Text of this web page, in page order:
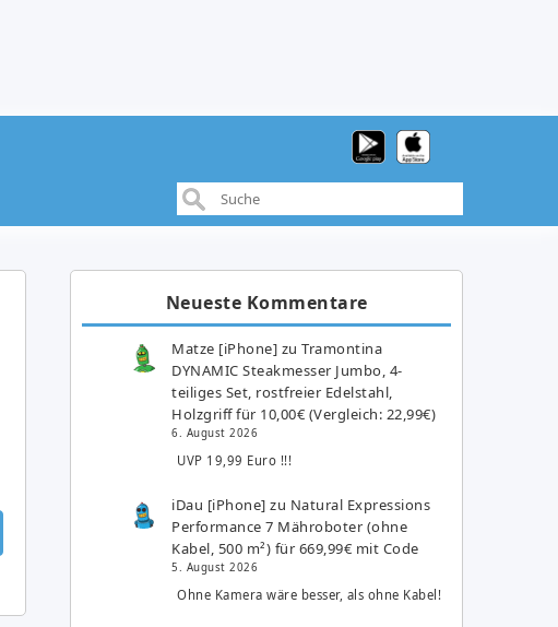
Neueste Kommentare
Matze [iPhone] zuTramontina
DYNAMIC Steakmesser Jumbo, 4-
teiliges Set, rostfreier Edelstahl,
Holzgriff für 10,00€ (Vergleich: 22,99€)
6. August 2026
UVP 19,99 Euro !!!
iDau [iPhone] zu Natural Expressions
Performance 7 Mähroboter (ohne
Kabel, 500 m²) für 669,99€ mit Code
5. August 2026
Ohne Kamera wäre besser, als ohne Kabel!